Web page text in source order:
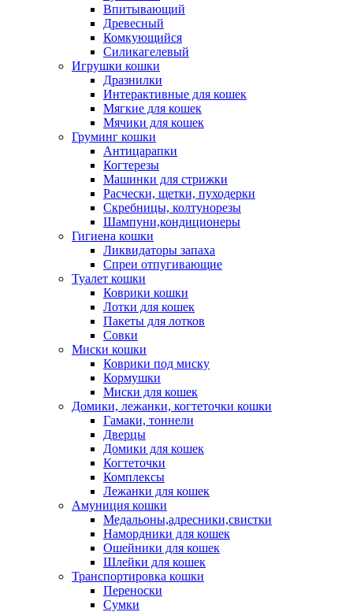
Впитывающий
Древесный
Комкующийся
Силикагелевый
Игрушки кошки
Дразнилки
Интерактивные для кошек
Мягкие для кошек
Мячики для кошек
Груминг кошки
Антицарапки
Когтерезы
Машинки для стрижки
Расчески, щетки, пуходерки
Скребницы, колтунорезы
Шампуни,кондиционеры
Гигиена кошки
Ликвидаторы запаха
Спреи отпугивающие
Туалет кошки
Коврики кошки
Лотки для кошек
Пакеты для лотков
Совки
Миски кошки
Коврики под миску
Кормушки
Миски для кошек
Домики, лежанки, когтеточки кошки
Гамаки, тоннели
Дверцы
Домики для кошек
Когтеточки
Комплексы
Лежанки для кошек
Амуниция кошки
Медальоны,адресники,свистки
Намордники для кошек
Ошейники для кошек
Шлейки для кошек
Транспортировка кошки
Переноски
Сумки